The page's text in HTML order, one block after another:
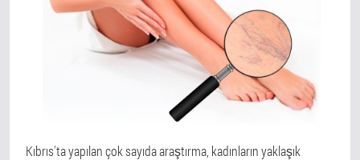
Kıbrıs'ta yapılan çok sayıda araştırma, kadınların yaklaşık